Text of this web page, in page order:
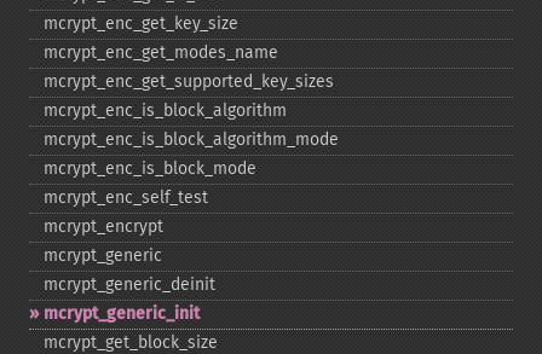
mcrypt_​enc_​get_​key_​size
mcrypt_​enc_​get_​modes_​name
mcrypt_​enc_​get_​supported_​key_​sizes
mcrypt_​enc_​is_​block_​algorithm
mcrypt_​enc_​is_​block_​algorithm_​mode
mcrypt_​enc_​is_​block_​mode
mcrypt_​enc_​self_​test
mcrypt_​encrypt
mcrypt_​generic
mcrypt_​generic_​deinit
mcrypt_​generic_​init
mcrypt_​get_​block_​size